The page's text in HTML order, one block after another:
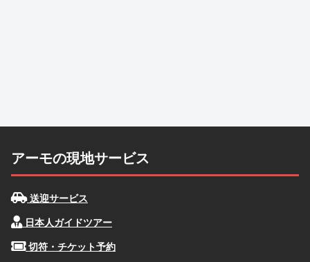
アーモの現地サービス
送迎サービス
日本人ガイドツアー
切符・チケット予約